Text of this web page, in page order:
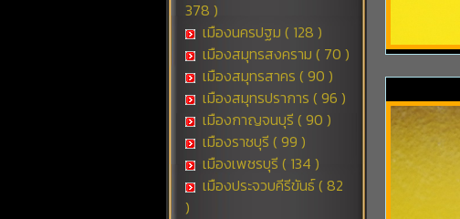
378 )
เมืองนครปฐม ( 128 )
เมืองสมุทรสงคราม ( 70 )
เมืองสมุทรสาคร ( 90 )
เมืองสมุทรปราการ ( 96 )
เมืองกาญจนบุรี ( 90 )
เมืองราชบุรี ( 99 )
เมืองเพชรบุรี ( 134 )
เมืองประจวบคีรีขันธ์ ( 82
)